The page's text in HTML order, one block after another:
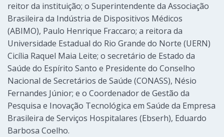
reitor da instituição; o Superintendente da Associação
Brasileira da Indústria de Dispositivos Médicos
(ABIMO), Paulo Henrique Fraccaro; a reitora da
Universidade Estadual do Rio Grande do Norte (UERN)
Cicília Raquel Maia Leite; o secretário de Estado da
Saúde do Espírito Santo e Presidente do Conselho
Nacional de Secretários de Saúde (CONASS), Nésio
Fernandes Júnior; e o Coordenador de Gestão da
Pesquisa e Inovação Tecnológica em Saúde da Empresa
Brasileira de Serviços Hospitalares (Ebserh), Eduardo
Barbosa Coelho.